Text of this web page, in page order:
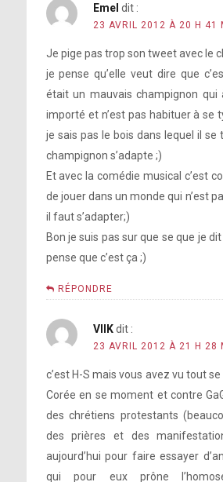
Emel dit :
23 AVRIL 2012 À 20 H 41
Je pige pas trop son tweet avec le
je pense qu’elle veut dire que
était un mauvais champignon qui
importé et n’est pas habituer à se
je sais pas le bois dans lequel il se
champignon s’adapte ;)
Et avec la comédie musical c’est
de jouer dans un monde qui n’est
il faut s’adapter;)
Bon je suis pas sur que se que je
pense que c’est ça ;)
RÉPONDRE
VIIK dit :
23 AVRIL 2012 À 21 H 28
c’est H-S mais vous avez vu tout se
Corée en se moment et contre
des chrétiens protestants
des prières et des
aujourd’hui pour faire essayer
qui pour eux prône